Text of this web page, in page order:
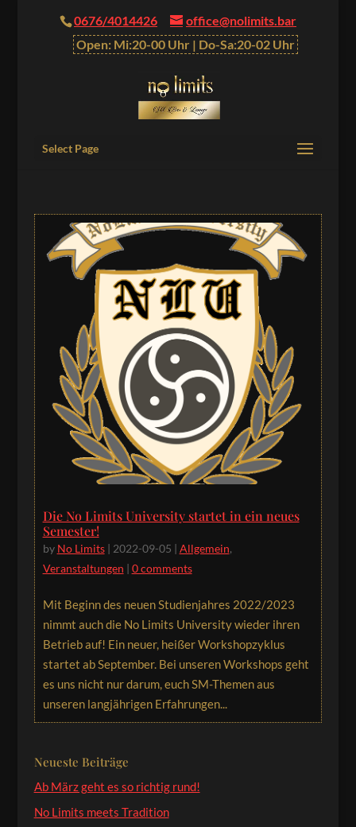
0676/4014426
office@nolimits.bar
Open: Mi:20-00 Uhr | Do-Sa:20-02 Uhr
Select Page
Die No Limits University startet in ein neues
Semester!
by No Limits| 2022-09-05 | Allgemein,
Veranstaltungen | 0 comments
Mit Beginn des neuen Studienjahres 2022/2023
nimmt auch die No Limits University wieder ihren
Betrieb auf! Ein neuer, heißer Workshopzyklus
startet ab September. Bei unseren Workshops geht
es uns nicht nur darum, euch SM-Themen aus
unseren langjährigen Erfahrungen...
Neueste Beiträge
Ab März geht es so richtig rund!
No Limits meets Tradition